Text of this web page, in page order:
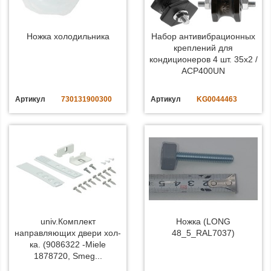
Ножка холодильника
Артикул 730131900300
Набор антивибрационных
креплений для
кондиционеров 4 шт. 35x2 /
ACP400UN
Артикул KG0044463
univ.Комплект
направляющих двери хол-
ка. (9086322 -Miele
1878720, Smeg...
Ножка (LONG
48_5_RAL7037)